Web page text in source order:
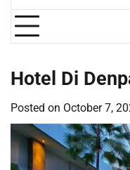
Hotel Di
Posted on October 7,